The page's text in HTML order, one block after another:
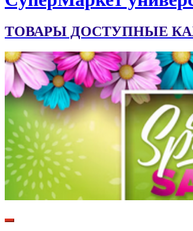
ТОВАРЫ ДОСТУПНЫЕ